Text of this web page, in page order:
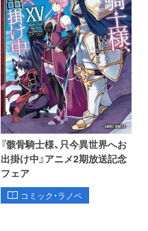
『骸骨騎士様、只今異世界へお
出掛け中』アニメ2期放送記念
フェア
コミック・ラノベ